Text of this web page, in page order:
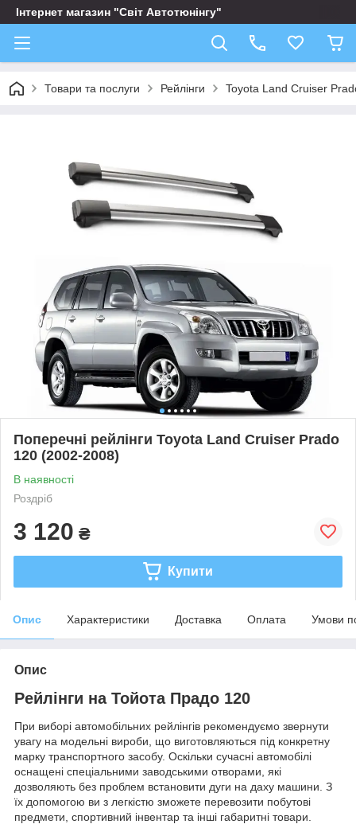
Інтернет магазин "Світ Автотюнінгу"
Товари та послуги Рейлінги Toyota Land Cruiser
Поперечні рейлінги Toyota Land Cruiser Prado
120 (2002-2008)
В наявності
Роздріб
3 120 ₴
Купити
Опис Характеристики Доставка Оплата Умови
Опис
Рейлінги на Тойота Прадо 120
При виборі автомобільних рейлінгів рекомендуємо звернути
увагу на модельні вироби, що виготовляються під конкретну
марку транспортного засобу. Оскільки сучасні автомобілі
оснащені спеціальними заводськими отворами, які
дозволяють без проблем встановити дуги на даху машини. З
їх допомогою ви з легкістю зможете перевозити побутові
предмети, спортивний інвентар та інші габаритні товари.